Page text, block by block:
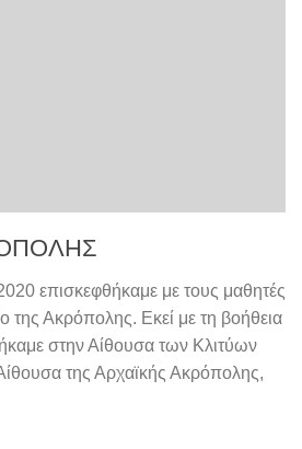
επισκεφθήκαμε με τους μαθητές
της Ακρόπολης. Εκεί με τη βοήθεια
στην Αίθουσα των Κλιτύων
της Αρχαϊκής Ακρόπολης,